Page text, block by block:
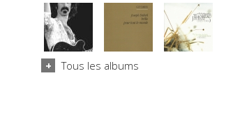
Tous les albums